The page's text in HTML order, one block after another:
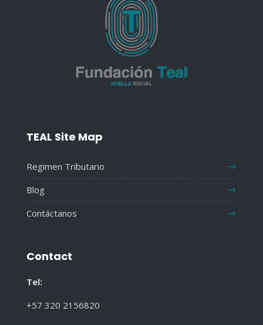
TEAL Site Map
Regimen Tributario
Blog
Contáctanos
Contact
Tel:
+57 320 2156820